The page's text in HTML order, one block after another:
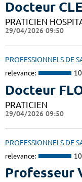
Docteur
PRATICIEN
29/04/2026 09:50
PROFESSIONNELS DE
relevance:
Docteur
PRATICIEN
29/04/2026 09:50
PROFESSIONNELS DE
relevance:
Professeur